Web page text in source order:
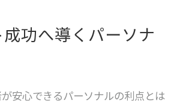
ソナルが選ばれるダイエットサ
徴
功へ導くパーソナ
安心できるパーソナルの利点とは